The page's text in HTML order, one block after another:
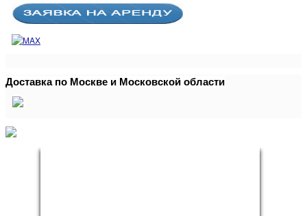
Доставка по Москве и Московской области